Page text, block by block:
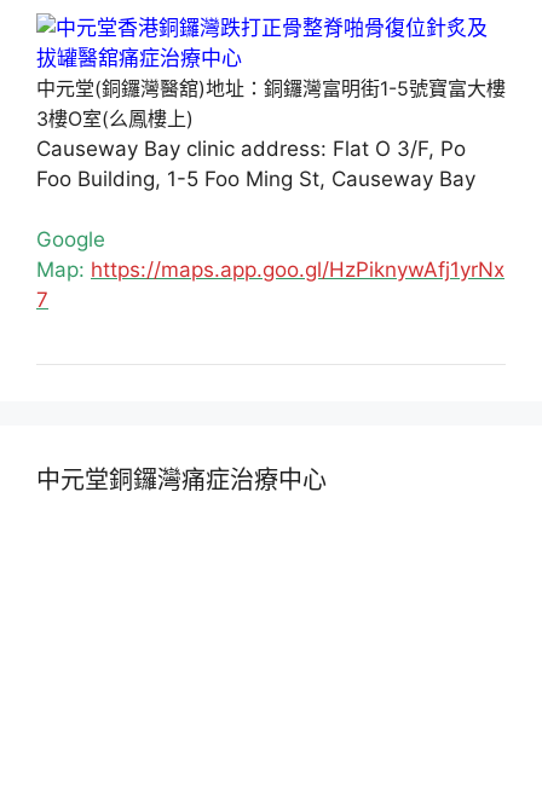
中元堂(銅鑼灣醫舘)地址：銅鑼灣富明街1-5號寶富大樓
3樓O室(么鳳樓上)
Causeway Bay clinic address: Flat O 3/F, Po
Foo Building, 1-5 Foo Ming St, Causeway Bay
Google
Map: https://maps.app.goo.gl/HzPiknywAfj1yrNx
7
中元堂銅鑼灣痛症治療中心